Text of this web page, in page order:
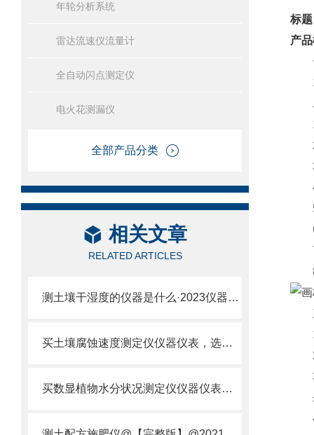
年轮分析系统
雷达流速仪流量计
全自动闪点测定仪
电火花测漏仪
全部产品分类
相关文章
RELATED ARTICLES
测土壤干湿度的仪器是什么·2023仪器仪表·云唐土壤干湿度检测仪器设备
买土壤腐蚀速度测定仪仪器仪表，选【云唐新款】土壤腐蚀速度测定仪
买数显植物水分状况测定仪仪器仪表，就来山东云唐精品货源
标
产
一
1.
1.
2.
3.
4.
5.
6.
7.
8.
三
1.
2.
3.
4.